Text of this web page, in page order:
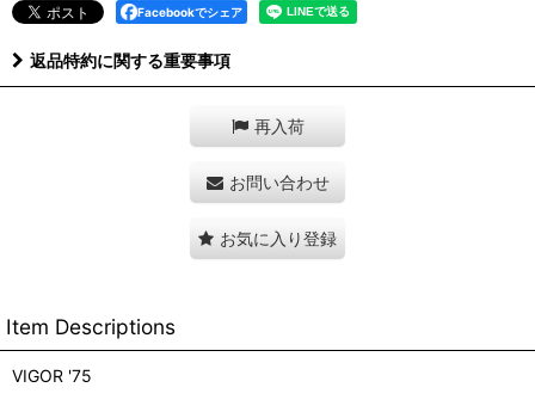
Facebookでシェア
返品特約に関する重要事項
再入荷
お問い合わせ
お気に入り登録
Item Descriptions
VIGOR '75